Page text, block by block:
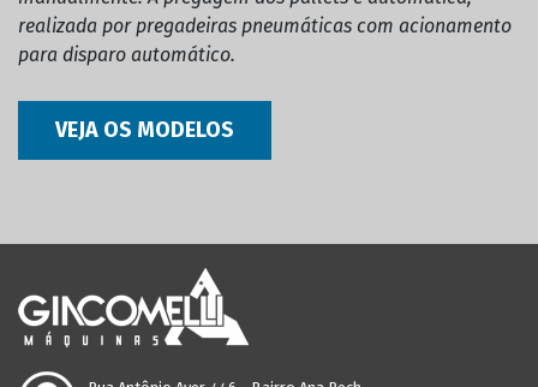
realizada por pregadeiras pneumáticas com acionamento
para disparo automático.
VEJA OS MODELOS